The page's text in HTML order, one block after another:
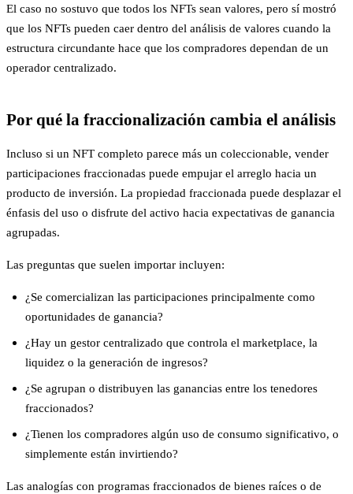
El caso no sostuvo que todos los NFTs sean valores, pero sí mostró
que los NFTs pueden caer dentro del análisis de valores cuando la
estructura circundante hace que los compradores dependan de un
operador centralizado.
Por qué la fraccionalización cambia el análisis
Incluso si un NFT completo parece más un coleccionable, vender
participaciones fraccionadas puede empujar el arreglo hacia un
producto de inversión. La propiedad fraccionada puede desplazar el
énfasis del uso o disfrute del activo hacia expectativas de ganancia
agrupadas.
Las preguntas que suelen importar incluyen:
¿Se comercializan las participaciones principalmente como
oportunidades de ganancia?
¿Hay un gestor centralizado que controla el marketplace, la
liquidez o la generación de ingresos?
¿Se agrupan o distribuyen las ganancias entre los tenedores
fraccionados?
¿Tienen los compradores algún uso de consumo significativo, o
simplemente están invirtiendo?
Las analogías con programas fraccionados de bienes raíces o de